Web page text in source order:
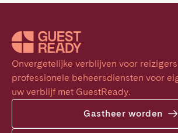
Onvergetelijke verblijven voor
professionele beheersdiensten voor
uw verblijf met GuestReady.
Gastheer worden